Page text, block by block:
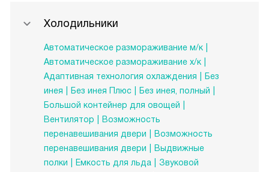
Холодильники
Автоматическое размораживание м/к
Автоматическое размораживание х/к
Адаптивная технология охлаждения
Без
инея
Без инея Плюс
Без инея, полный
Большой контейнер для овощей
Вентилятор
Возможность
перенавешивания двери
Возможность
перенавешивания двери
Выдвижные
полки
Емкость для льда
Звуковой